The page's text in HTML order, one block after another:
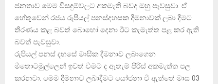
ජනතාව මෙම විසඳුම්වලට අකමැති බවද ඔහු පැවසුවා. ඒ
හේතුවෙන් රජය රුපියල් පනස්දහසක දීමනාවක් ලබා දීමට
තීරණය කළ බවත් බොහෝ දෙනා ඊට කැමැත්ත පළ කර ඇති
බවත් පැවසුවා.
රුපියල් පනස් දහසේ මාසික දීමනාව ලබාගෙන
මීතොටමුල්ලෙන් ඉවත් වීමට ද ඇතැම් පිරිස් අකමැත්ත පල
කරනවා. මෙම දීමනාව ලබාදීමට යෝජනා වී ඇත්තේ මාස 03